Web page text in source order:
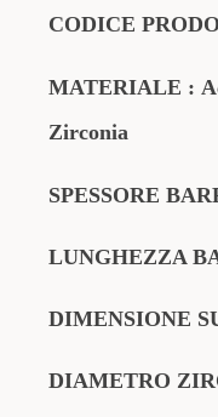
CODICE
MATERIALE :
Zirconia
SPESSORE
LUNGHEZZA
DIMENSIONE
DIAMETRO